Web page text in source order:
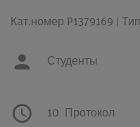
Кат.номер P1379169 |
Студенты
10 Протокол